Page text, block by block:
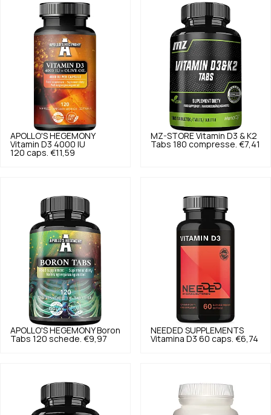
APOLLO'S HEGEMONY
Vitamin D3 4000 IU
120 caps. €11,59
MZ-STORE Vitamin D3 & K2
Tabs 180 compresse. €7,41
APOLLO'S HEGEMONY Boron
Tabs 120 schede. €9,97
NEEDED SUPPLEMENTS
Vitamina D3 60 caps. €6,74